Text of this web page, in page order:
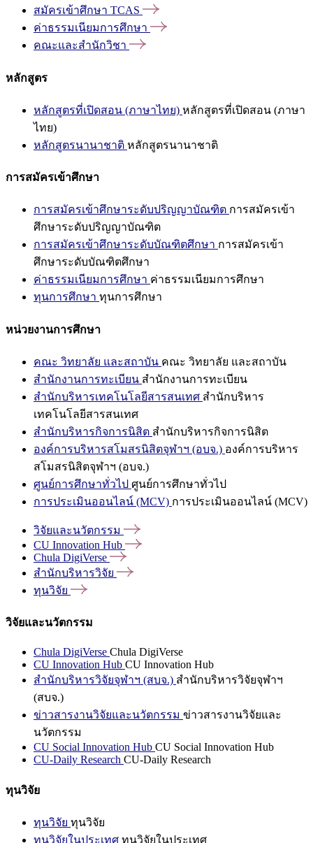
สมัครเข้าศึกษา TCAS
ค่าธรรมเนียมการศึกษา
คณะและสำนักวิชา
หลักสูตร
หลักสูตรที่เปิดสอน (ภาษาไทย) หลักสูตรที่เปิดสอน (ภาษา
ไทย)
หลักสูตรนานาชาติ หลักสูตรนานาชาติ
การสมัครเข้าศึกษา
การสมัครเข้าศึกษาระดับปริญญาบัณฑิต การสมัครเข้า
ศึกษาระดับปริญญาบัณฑิต
การสมัครเข้าศึกษาระดับบัณฑิตศึกษา การสมัครเข้า
ศึกษาระดับบัณฑิตศึกษา
ค่าธรรมเนียมการศึกษา ค่าธรรมเนียมการศึกษา
ทุนการศึกษา ทุนการศึกษา
หน่วยงานการศึกษา
คณะ วิทยาลัย และสถาบัน คณะ วิทยาลัย และสถาบัน
สำนักงานการทะเบียน สำนักงานการทะเบียน
สำนักบริหารเทคโนโลยีสารสนเทศ สำนักบริหาร
เทคโนโลยีสารสนเทศ
สำนักบริหารกิจการนิสิต สำนักบริหารกิจการนิสิต
องค์การบริหารสโมสรนิสิตจุฬาฯ (อบจ.) องค์การบริหาร
สโมสรนิสิตจุฬาฯ (อบจ.)
ศูนย์การศึกษาทั่วไป ศูนย์การศึกษาทั่วไป
การประเมินออนไลน์ (MCV) การประเมินออนไลน์ (MCV)
วิจัยและนวัตกรรม
CU Innovation Hub
Chula DigiVerse
สำนักบริหารวิจัย
ทุนวิจัย
วิจัยและนวัตกรรม
Chula DigiVerse Chula DigiVerse
CU Innovation Hub CU Innovation Hub
สำนักบริหารวิจัยจุฬาฯ (สบจ.) สำนักบริหารวิจัยจุฬาฯ
(สบจ.)
ข่าวสารงานวิจัยและนวัตกรรม ข่าวสารงานวิจัยและ
นวัตกรรม
CU Social Innovation Hub CU Social Innovation Hub
CU-Daily Research CU-Daily Research
ทุนวิจัย
ทุนวิจัย ทุนวิจัย
ทุนวิจัยในประเทศ ทุนวิจัยในประเทศ